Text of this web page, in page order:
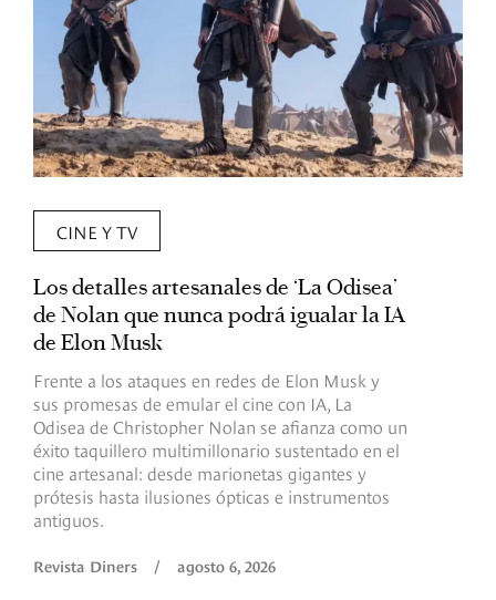
CINE Y TV
Los detalles artesanales de ‘La Odisea’
de Nolan que nunca podrá igualar la IA
de Elon Musk
Frente a los ataques en redes de Elon Musk y
sus promesas de emular el cine con IA, La
Odisea de Christopher Nolan se afianza como un
éxito taquillero multimillonario sustentado en el
cine artesanal: desde marionetas gigantes y
prótesis hasta ilusiones ópticas e instrumentos
antiguos.
Revista Diners / agosto 6, 2026